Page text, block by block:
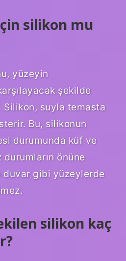
silikon mu
yüzeyin
şekilde
suyla temasta
Bu, silikonun
durumunda küf ve
önüne
duvar gibi yüzeylerde
silikon kaç